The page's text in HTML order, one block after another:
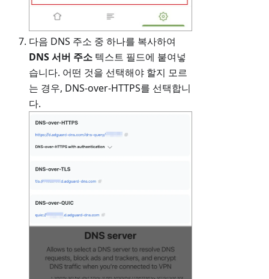
다음 DNS 주소 중 하나를 복사하여
DNS 서버 주소 텍스트 필드에 붙여넣
습니다. 어떤 것을 선택해야 할지 모르
는 경우, DNS-over-HTTPS를 선택합니
다.